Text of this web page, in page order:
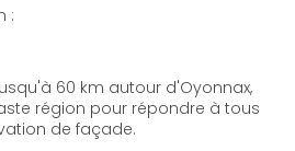
:
jusqu'à 60 km autour d'Oyonnax,
région pour répondre à tous
de façade.